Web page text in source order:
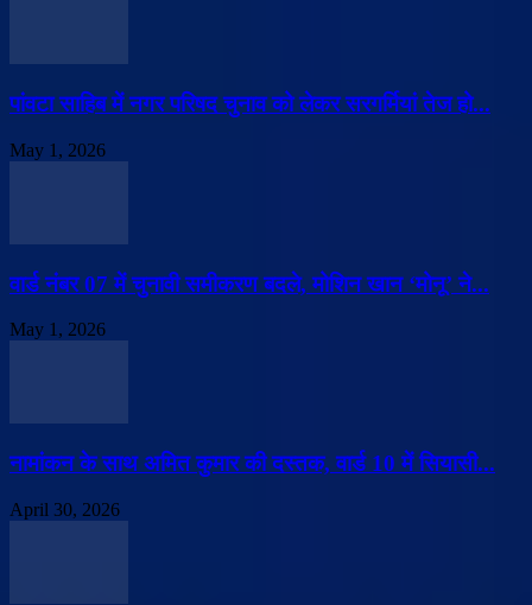
पांवटा साहिब में नगर परिषद चुनाव को लेकर सरगर्मियां तेज हो...
May 1, 2026
वार्ड नंबर 07 में चुनावी समीकरण बदले, मोशिन खान ‘मोनू’ ने...
May 1, 2026
नामांकन के साथ अमित कुमार की दस्तक, वार्ड 10 में सियासी...
April 30, 2026